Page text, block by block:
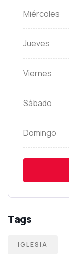
Miércoles
Jueves
Viernes
Sábado
Domingo
Tags
IGLESIA